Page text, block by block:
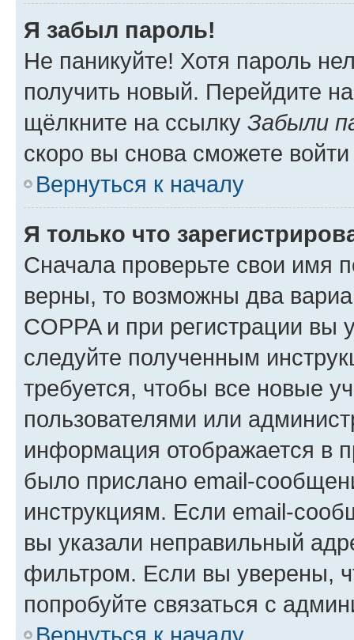
Я забыл пароль!
Не паникуйте! Хотя пароль
получить новый. Перейдите
щёлкните на ссылку Забыли
скоро вы снова сможете
Вернуться к началу
Я только что
Сначала проверьте свои имя
верны, то возможны два
COPPA и при регистрации вы
следуйте полученным
требуется, чтобы все новые
пользователями или
информация отображается в
было прислано email-
инструкциям. Если email-
вы указали неправильный
фильтром. Если вы уверены,
попробуйте связаться с
Вернуться к началу